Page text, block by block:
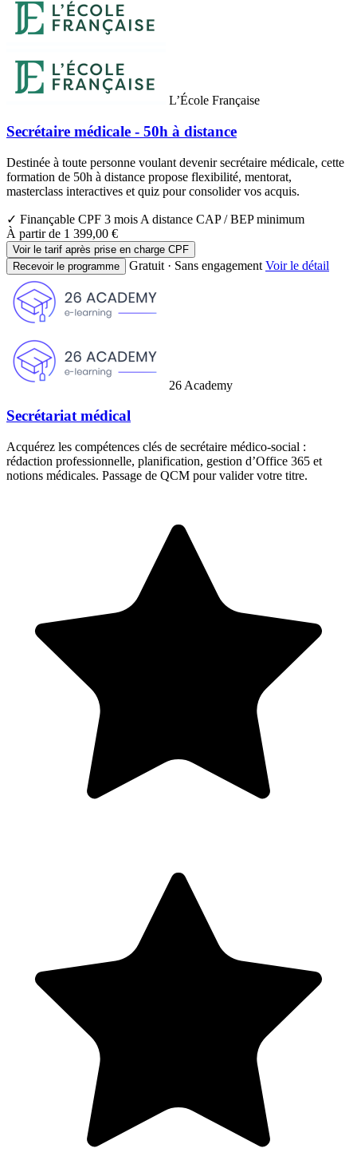
L’École Française
Secrétaire médicale - 50h à distance
Destinée à toute personne voulant devenir secrétaire médicale, cette
formation de 50h à distance propose flexibilité, mentorat,
masterclass interactives et quiz pour consolider vos acquis.
✓ Finançable CPF 3 mois A distance CAP / BEP minimum
À partir de 1 399,00 €
Voir le tarif après prise en charge CPF
Recevoir le programme
Gratuit · Sans engagement Voir le détail
26 Academy
Secrétariat médical
Acquérez les compétences clés de secrétaire médico-social :
rédaction professionnelle, planification, gestion d’Office 365 et
notions médicales. Passage de QCM pour valider votre titre.